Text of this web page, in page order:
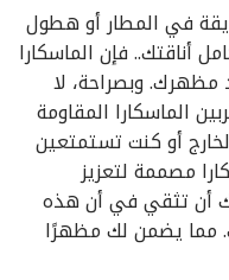
في المطار أو هطول
أناقتك.. فإن الماسكارا
وبصراحة، لا
الماسكارا المقاومة
أو كنت تستمتعين
مصممة لتعزيز
أن تثقي في أن هذه
مما يضمن لك مظهرًا